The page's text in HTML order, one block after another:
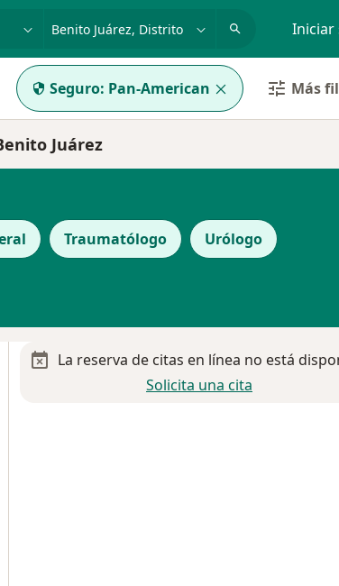
o nombre
p. ej. Guadalajara Iniciar
Seguro: Pan-American Más
Juárez
Traumatólogo Urólogo
La reserva de citas en línea no está
Solicita una cita